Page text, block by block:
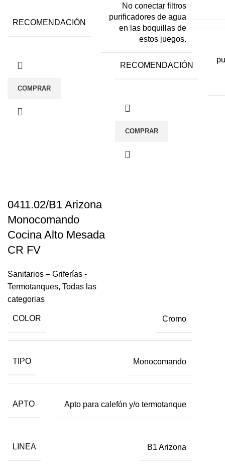
RECOMENDACIÓN
No conectar filtros
purificadores de agua
en las boquillas de
estos juegos.
COMPRAR
RECOMENDACIÓN
COMPRAR
0411.02/B1 Arizona
Monocomando
Cocina Alto Mesada
CR FV
Sanitarios – Griferías -
Termotanques, Todas las
categorias
COLOR Cromo
TIPO Monocomando
APTO Apto para calefón y/o termotanque
LINEA B1 Arizona